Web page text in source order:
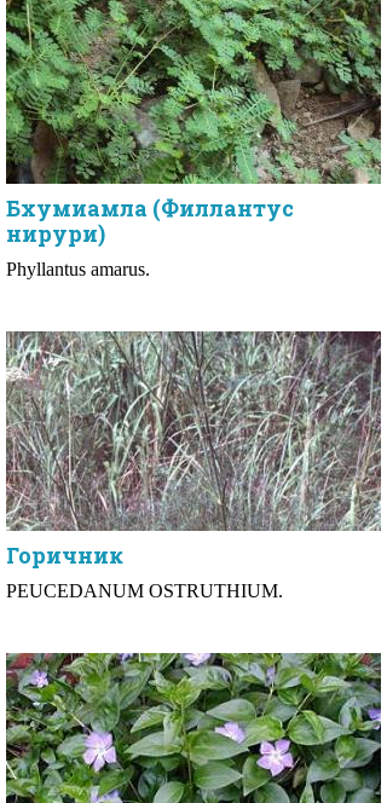
Бхумиамла (Филлантус
нирури)
Phyllantus amarus.
Горичник
PEUCEDANUM OSTRUTHIUM.